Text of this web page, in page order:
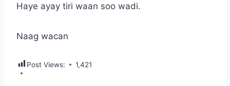
Haye ayay tiri waan soo wadi.
Naag wacan
Post Views: 1,421